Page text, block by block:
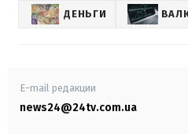
ДЕНЬГИ
E-mail редакции
news24@24tv.com.ua